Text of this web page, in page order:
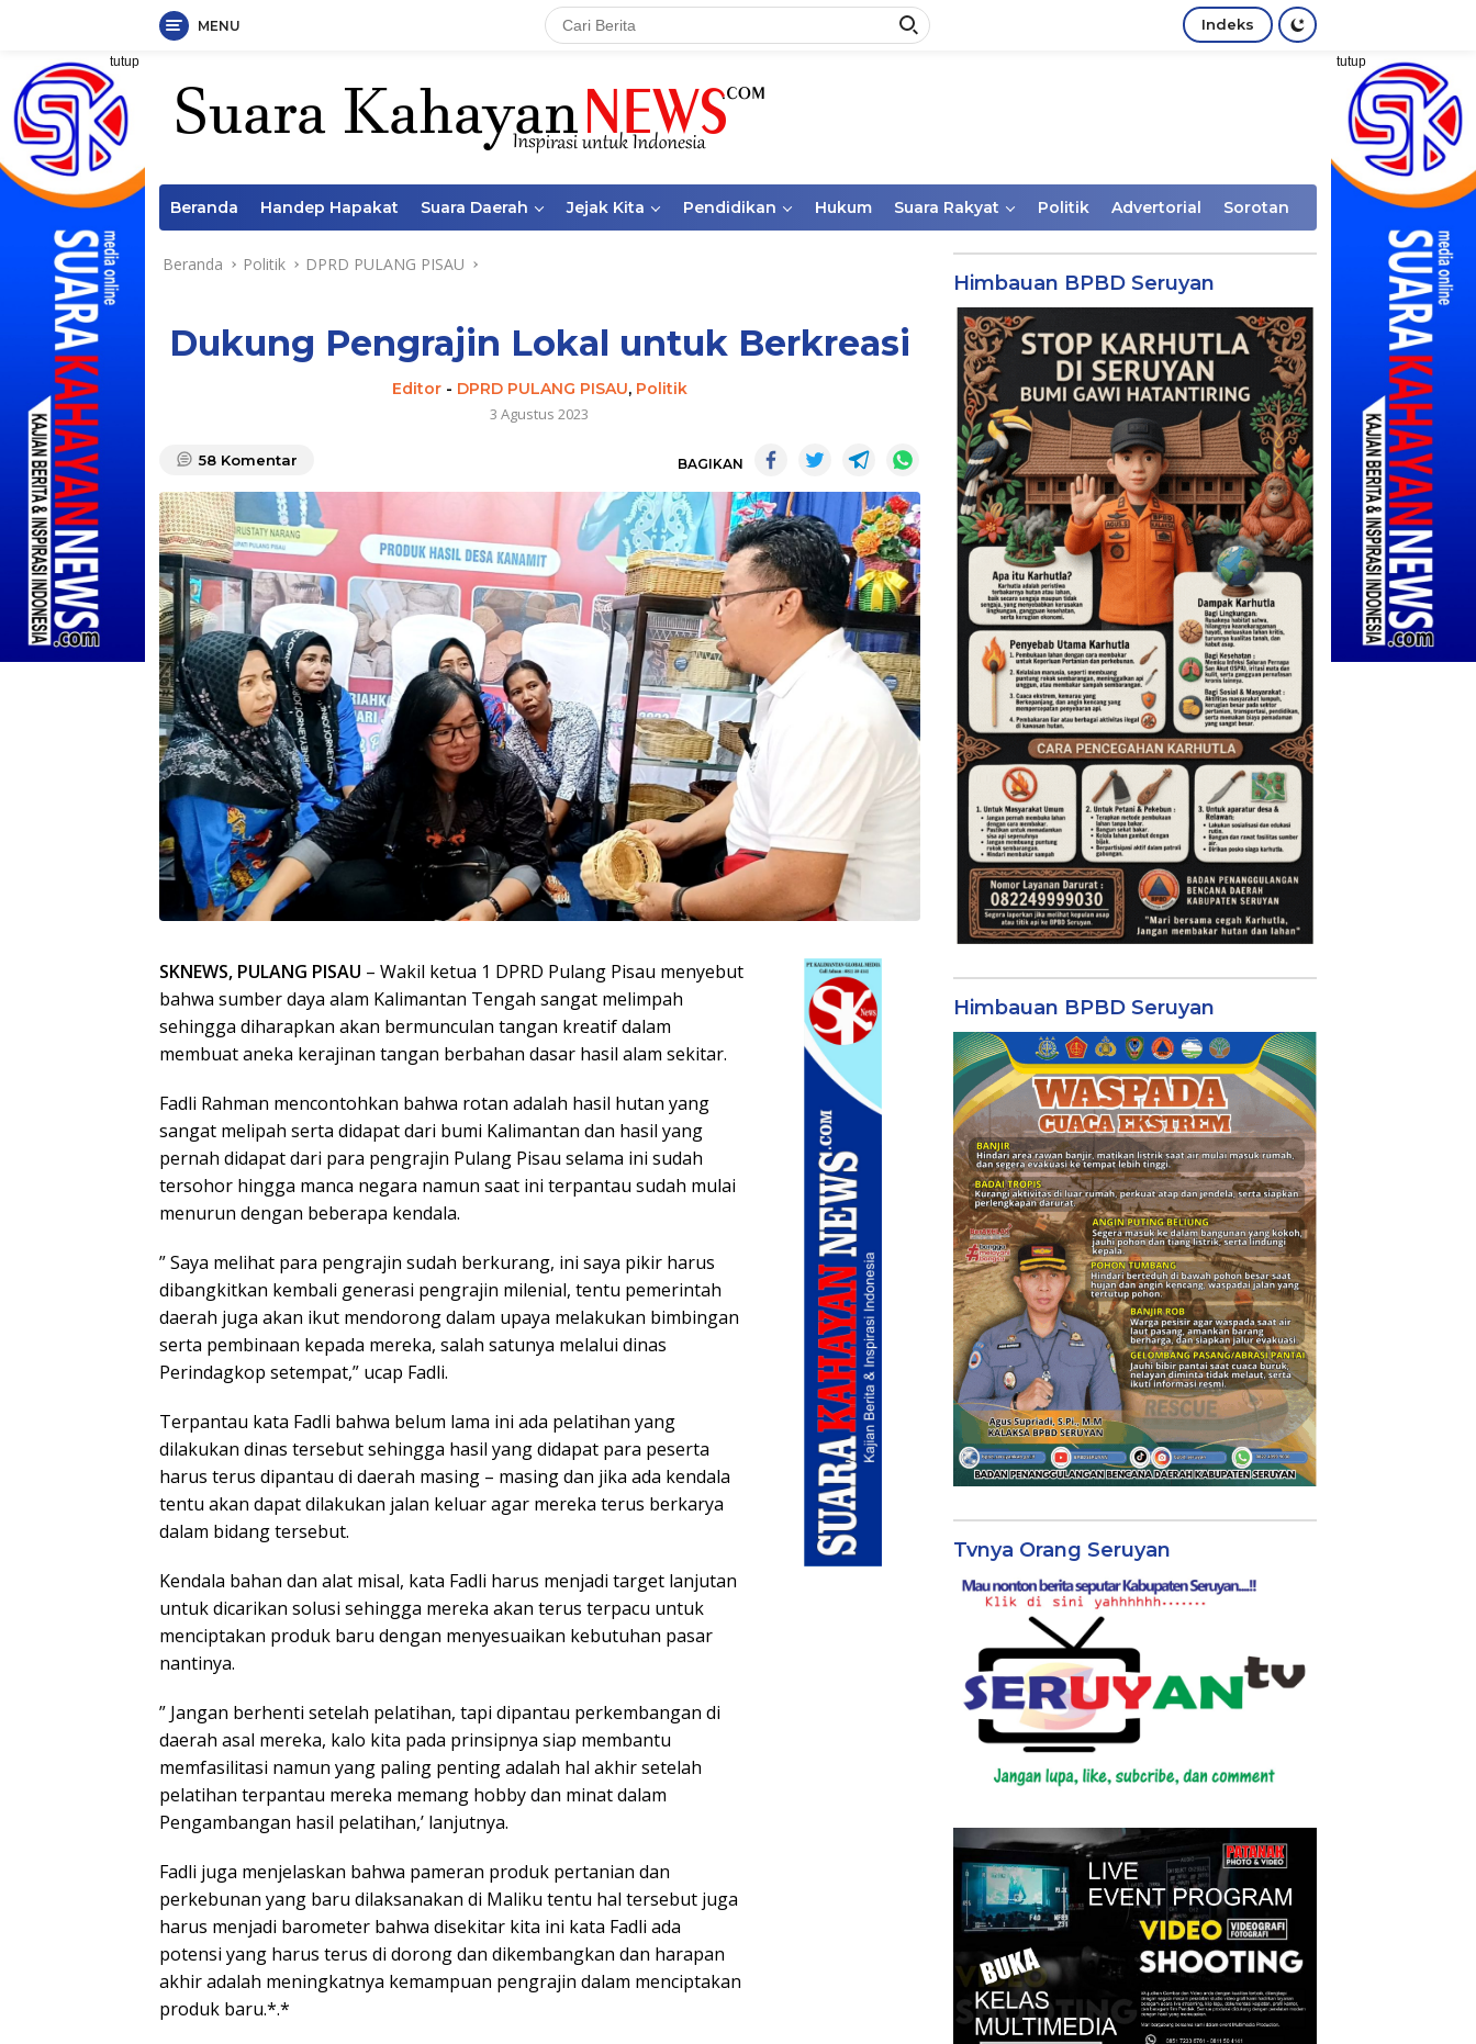
Langsung
konten
MENU Indeks
tutup tutup
Beranda Handep Hapakat Suara Daerah Jejak Kita Pendidikan Hukum Suara Rakyat Politik Advertorial Sorotan
Beranda Politik DPRD PULANG PISAU
Dukung Pengrajin Lokal untuk Berkreasi
Editor- DPRD PULANG PISAU, Politik
3 Agustus 2023
58 Komentar BAGIKAN
SKNEWS, PULANG PISAU – Wakil ketua 1 DPRD Pulang Pisau menyebut
bahwa sumber daya alam Kalimantan Tengah sangat melimpah
sehingga diharapkan akan bermunculan tangan kreatif dalam
membuat aneka kerajinan tangan berbahan dasar hasil alam sekitar.
Fadli Rahman mencontohkan bahwa rotan adalah hasil hutan yang
sangat melipah serta didapat dari bumi Kalimantan dan hasil yang
pernah didapat dari para pengrajin Pulang Pisau selama ini sudah
tersohor hingga manca negara namun saat ini terpantau sudah mulai
menurun dengan beberapa kendala.
” Saya melihat para pengrajin sudah berkurang, ini saya pikir harus
dibangkitkan kembali generasi pengrajin milenial, tentu pemerintah
daerah juga akan ikut mendorong dalam upaya melakukan bimbingan
serta pembinaan kepada mereka, salah satunya melalui dinas
Perindagkop setempat,” ucap Fadli.
Terpantau kata Fadli bahwa belum lama ini ada pelatihan yang
dilakukan dinas tersebut sehingga hasil yang didapat para peserta
harus terus dipantau di daerah masing – masing dan jika ada kendala
tentu akan dapat dilakukan jalan keluar agar mereka terus berkarya
dalam bidang tersebut.
Kendala bahan dan alat misal, kata Fadli harus menjadi target lanjutan
untuk dicarikan solusi sehingga mereka akan terus terpacu untuk
menciptakan produk baru dengan menyesuaikan kebutuhan pasar
nantinya.
” Jangan berhenti setelah pelatihan, tapi dipantau perkembangan di
daerah asal mereka, kalo kita pada prinsipnya siap membantu
memfasilitasi namun yang paling penting adalah hal akhir setelah
pelatihan terpantau mereka memang hobby dan minat dalam
Pengambangan hasil pelatihan,’ lanjutnya.
Fadli juga menjelaskan bahwa pameran produk pertanian dan
perkebunan yang baru dilaksanakan di Maliku tentu hal tersebut juga
harus menjadi barometer bahwa disekitar kita ini kata Fadli ada
potensi yang harus terus di dorong dan dikembangkan dan harapan
akhir adalah meningkatnya kemampuan pengrajin dalam menciptakan
produk baru.*.*
Himbauan BPBD Seruyan
Himbauan BPBD Seruyan
Tvnya Orang Seruyan